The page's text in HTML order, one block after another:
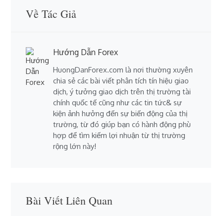
Về Tác Giả
Hướng Dẫn Forex
HuongDanForex.com là nơi thường xuyên
chia sẻ các bài viết phân tích tín hiệu giao
dịch, ý tưởng giao dịch trên thị trường tài
chính quốc tế cũng như các tin tức& sự
kiện ảnh hưởng đến sự biến động của thị
trường, từ đó giúp bạn có hành động phù
hợp để tìm kiếm lợi nhuận từ thị trường
rộng lớn này!
Bài Viết Liên Quan